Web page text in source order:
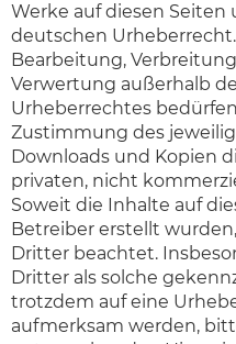
Werke auf diesen
deutschen
Bearbeitung,
Verwertung außerhalb
Urheberrechtes
Zustimmung des
Downloads und Kopien
privaten, nicht
Soweit die Inhalte auf
Betreiber erstellt
Dritter beachtet.
Dritter als solche
trotzdem auf eine
aufmerksam werden,